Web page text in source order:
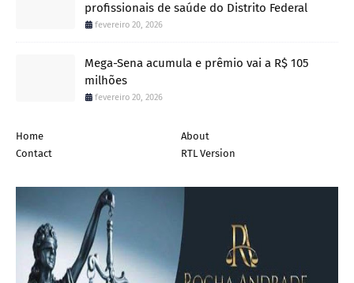
profissionais de saúde do Distrito Federal
fevereiro 20, 2026
Mega-Sena acumula e prêmio vai a R$ 105
milhões
fevereiro 20, 2026
Home
About
Contact
RTL Version